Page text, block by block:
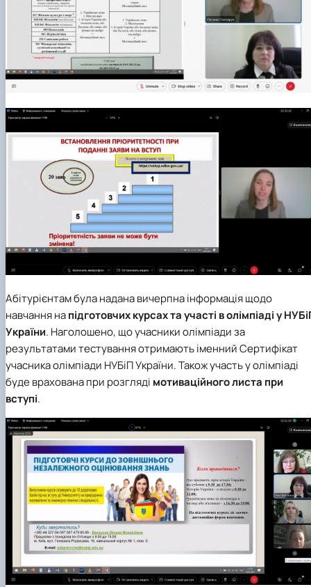
Абітурієнтам була надана вичерпна інформація щодо
навчання напідготовчих курсах та участі в олімпіаді у
України. Наголошено, що учасники олімпіади за
результатами тестування отримають іменний Сертифікат
учасника олімпіади НУБіП України. Також участь у олімпіаді
буде врахована при розгляді мотиваційного листа при
вступі.